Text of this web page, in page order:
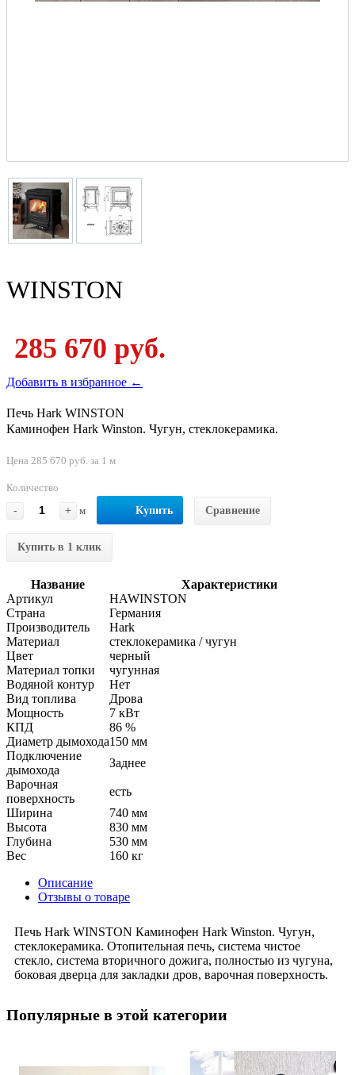
WINSTON
285 670 руб.
Добавить в избранное ←
Печь Hark WINSTON
Каминофен Hark Winston. Чугун, стеклокерамика.
Цена 285 670 руб. за 1 м
Количество
-
+ м Купить Сравнение
Купить в 1 клик
Название
Характеристики
Артикул
HAWINSTON
Страна
Германия
Производитель
Hark
Материал
стеклокерамика / чугун
Цвет
черный
Материал топки
чугунная
Водяной контур
Нет
Вид топлива
Дрова
Мощность
7 кВт
КПД
86 %
Диаметр дымохода150 мм
Подключение
дымохода
Заднее
Варочная
поверхность
есть
Ширина
740 мм
Высота
830 мм
Глубина
530 мм
Вес
160 кг
Описание
Отзывы о товаре
Печь Hark WINSTON Каминофен Hark Winston. Чугун,
стеклокерамика. Отопительная печь, система чистое
стекло, система вторичного дожига, полностью из чугуна,
боковая дверца для закладки дров, варочная поверхность.
Популярные в этой категории